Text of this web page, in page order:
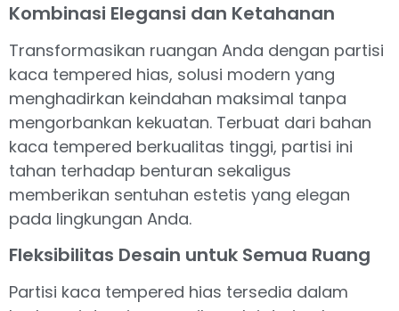
Kombinasi Elegansi dan Ketahanan
Transformasikan ruangan Anda dengan partisi
kaca tempered hias, solusi modern yang
menghadirkan keindahan maksimal tanpa
mengorbankan kekuatan. Terbuat dari bahan
kaca tempered berkualitas tinggi, partisi ini
tahan terhadap benturan sekaligus
memberikan sentuhan estetis yang elegan
pada lingkungan Anda.
Fleksibilitas Desain untuk Semua Ruang
Partisi kaca tempered hias tersedia dalam